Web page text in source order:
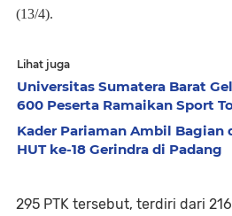
(13/4).
Lihat juga
Universitas Sumatera Barat
600 Peserta Ramaikan Sport
Kader Pariaman Ambil Bagian
HUT ke-18 Gerindra di Padang
295 PTK tersebut, terdiri dari